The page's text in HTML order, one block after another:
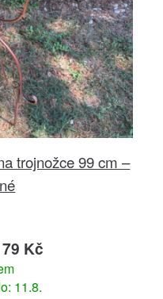
trojnožce 99 cm –
Kč
11.8.